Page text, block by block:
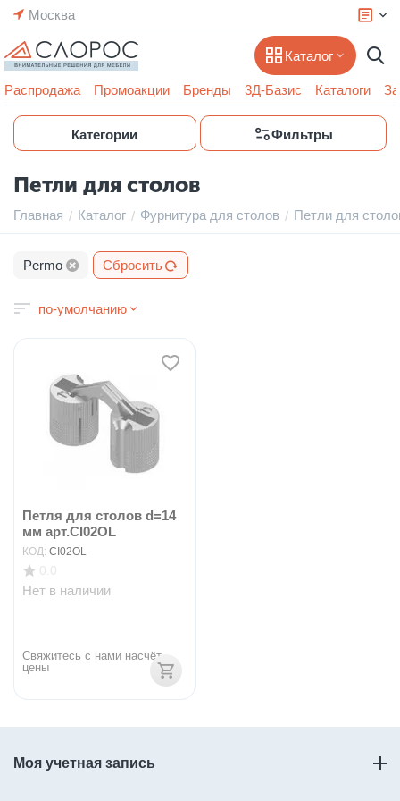
Москва
Каталог
Распродажа Промоакции Бренды 3Д-Базис Каталоги
Категории Фильтры
Петли для столов
Главная / Каталог / Фурнитура для столов / Петли для
Permo Сбросить
по-умолчанию
Петля для столов d=14
мм арт.CI02OL
КОД: CI02OL
Нет в наличии
Свяжитесь с нами насчёт
цены
Моя учетная запись